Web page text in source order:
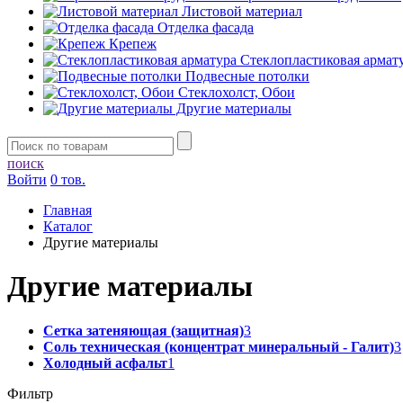
Листовой материал
Отделка фасада
Крепеж
Стеклопластиковая
Подвесные потолки
Стеклохолст, Обои
Другие материалы
поиск
Войти 0 тов.
Главная
Каталог
Другие материалы
Другие материалы
Сетка затеняющая (защитная)3
Соль техническая (концентрат минеральный - Галит)3
Холодный асфальт1
Фильтр